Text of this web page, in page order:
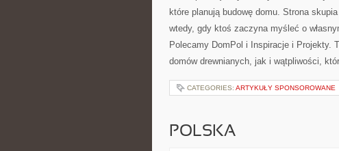
które planują budowę domu. Strona
wtedy, gdy ktoś zaczyna myśleć o
Polecamy DomPol i Inspiracje i Projekty.
domów drewnianych, jak i wątpliwości,
CATEGORIES: ARTYKUŁY SPONSOROWANE
POLSKA